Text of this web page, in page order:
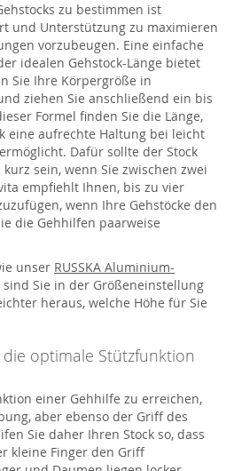
zu bestimmen ist
und Unterstützung zu maximieren
vorzubeugen. Eine einfache
idealen Gehstock-Länge bietet
Sie Ihre Körpergröße in
ziehen Sie anschließend ein bis
Formel finden Sie die Länge,
eine aufrechte Haltung bei leicht
Dafür sollte der Stock
sein, wenn Sie zwischen zwei
empfiehlt Ihnen, bis zu vier
wenn Ihre Gehstöcke den
die Gehhilfen paarweise
unser RUSSKA Aluminium-
Sie in der Größeneinstellung
heraus, welche Höhe für Sie
die optimale Stützfunktion
einer Gehhilfe zu erreichen,
aber ebenso der Griff des
Sie daher Ihren Stock so, dass
kleine Finger den Griff